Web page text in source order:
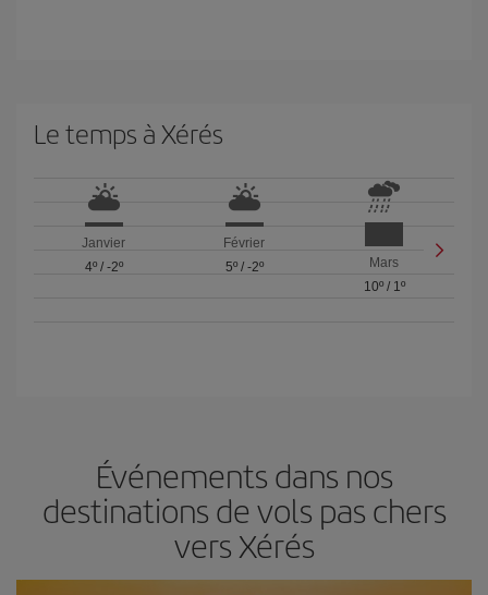
Le temps à Xérés
Janvier
4º/ -2º
Février
5º/ -2º
Mars
10º/ 1º
Événements dans nos
destinations de vols pas chers
vers Xérés